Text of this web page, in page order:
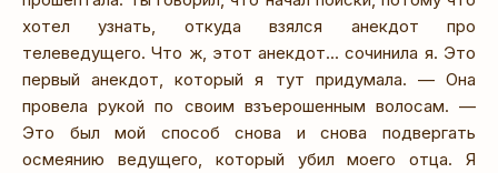
хотел узнать, откуда взялся анекдот про
телеведущего. Что ж, этот анекдот... сочинила я. Это
первый анекдот, который я тут придумала. — Она
провела рукой по своим взъерошенным волосам. —
Это был мой способ снова и снова подвергать
осмеянию ведущего, который убил моего отца. Я